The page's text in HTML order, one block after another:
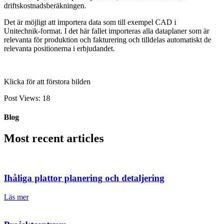
driftskostnadsberäkningen.
Det är möjligt att importera data som till exempel CAD i
Unitechnik-format. I det här fallet importeras alla dataplaner som är
relevanta för produktion och fakturering och tilldelas automatiskt de
relevanta positionerna i erbjudandet.
Klicka för att förstora bilden
Post Views: 18
Blog
Most recent articles
Ihåliga plattor planering och detaljering
Läs mer